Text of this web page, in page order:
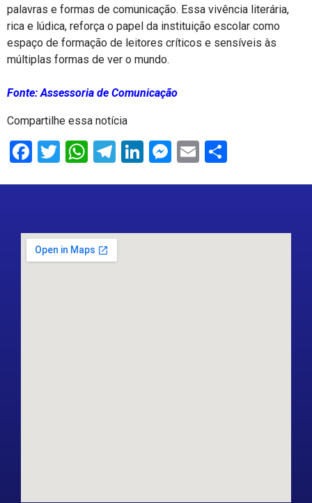
palavras e formas de comunicação. Essa vivência literária,
rica e lúdica, reforça o papel da instituição escolar como
espaço de formação de leitores críticos e sensíveis às
múltiplas formas de ver o mundo.
Fonte: Assessoria de Comunicação
Compartilhe essa notícia
Facebook
Twitter
WhatsApp
Telegram
LinkedIn
Messenger
Email